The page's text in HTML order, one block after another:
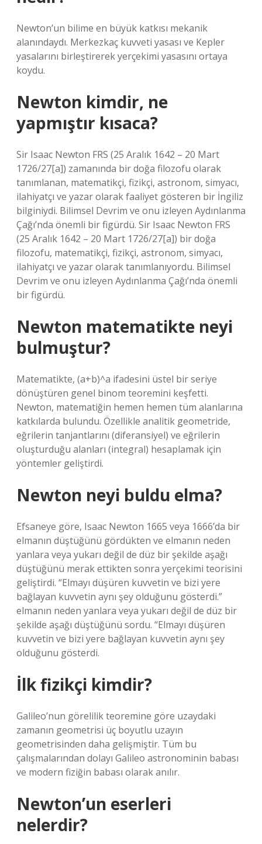
Newton’un bilime en büyük katkısı mekanik
alanındaydı. Merkezkaç kuvveti yasası ve Kepler
yasalarını birleştirerek yerçekimi yasasını ortaya
koydu.
Newton kimdir, ne
yapmıştır kısaca?
Sir Isaac Newton FRS (25 Aralık 1642 – 20 Mart
1726/27[a]) zamanında bir doğa filozofu olarak
tanımlanan, matematikçi, fizikçi, astronom, simyacı,
ilahiyatçı ve yazar olarak faaliyet gösteren bir İngiliz
bilginiydi. Bilimsel Devrim ve onu izleyen Aydınlanma
Çağı’nda önemli bir figürdü. Sir Isaac Newton FRS
(25 Aralık 1642 – 20 Mart 1726/27[a]) bir doğa
filozofu, matematikçi, fizikçi, astronom, simyacı,
ilahiyatçı ve yazar olarak tanımlanıyordu. Bilimsel
Devrim ve onu izleyen Aydınlanma Çağı’nda önemli
bir figürdü.
Newton matematikte neyi
bulmuştur?
Matematikte, (a+b)^a ifadesini üstel bir seriye
dönüştüren genel binom teoremini keşfetti.
Newton, matematiğin hemen hemen tüm alanlarına
katkılarda bulundu. Özellikle analitik geometride,
eğrilerin tanjantlarını (diferansiyel) ve eğrilerin
oluşturduğu alanları (integral) hesaplamak için
yöntemler geliştirdi.
Newton neyi buldu elma?
Efsaneye göre, Isaac Newton 1665 veya 1666’da bir
elmanın düştüğünü gördükten ve elmanın neden
yanlara veya yukarı değil de düz bir şekilde aşağı
düştüğünü merak ettikten sonra yerçekimi teorisini
geliştirdi. “Elmayı düşüren kuvvetin ve bizi yere
bağlayan kuvvetin aynı şey olduğunu gösterdi.”
elmanın neden yanlara veya yukarı değil de düz bir
şekilde aşağı düştüğünü sordu. “Elmayı düşüren
kuvvetin ve bizi yere bağlayan kuvvetin aynı şey
olduğunu gösterdi.
İlk fizikçi kimdir?
Galileo’nun görelilik teoremine göre uzaydaki
zamanın geometrisi üç boyutlu uzayın
geometrisinden daha gelişmiştir. Tüm bu
çalışmalarından dolayı Galileo astronominin babası
ve modern fiziğin babası olarak anılır.
Newton’un eserleri
nelerdir?